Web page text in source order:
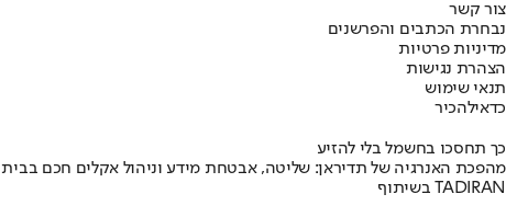
צור קשר
נבחרת הכתבים והפרשנים
מדיניות פרטיות
הצהרת נגישות
תנאי שימוש
כדאילהכיר
כך תחסכו בחשמל בלי להזיע
מהפכת האנרגיה של תדיראן: שליטה, אבטחת מידע וניהול אקלים חכם בבית
בשיתוף TADIRAN